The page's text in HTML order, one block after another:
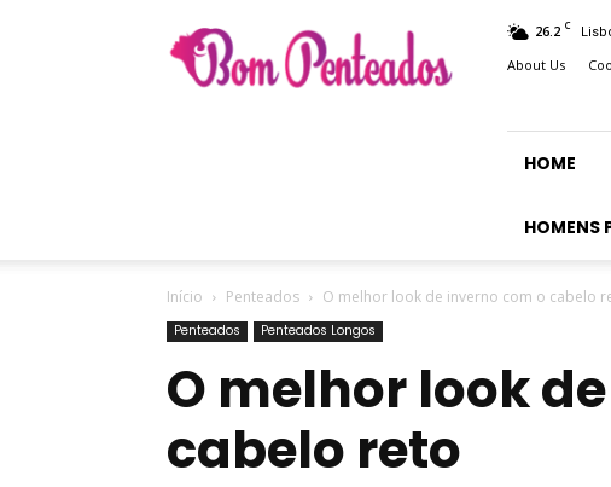
Penteados
26.2 C
About Us
HOME
HOMENS
Início Penteados O melhor look de inverno com o cabelo
Penteados Penteados Longos
O melhor look
cabelo reto